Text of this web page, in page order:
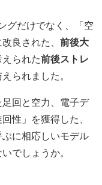
グだけでなく、「空
良された、 前後大
えられた前後ストレ
られました。
回と空力、電子デ
性」を獲得した、
ぶに相応しいモデル
でしょうか。